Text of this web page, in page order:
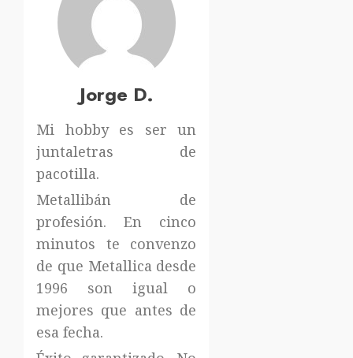
Jorge D.
Mi hobby es ser un
juntaletras de
pacotilla.
Metallibán de
profesión. En cinco
minutos te convenzo
de que Metallica desde
1996 son igual o
mejores que antes de
esa fecha.